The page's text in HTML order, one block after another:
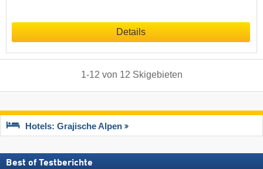
Details
1-12 von 12 Skigebieten
Hotels: Grajische Alpen
Best of Testberichte